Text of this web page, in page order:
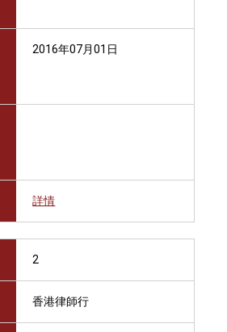
2016年07月01日
詳情
2
香港律師行